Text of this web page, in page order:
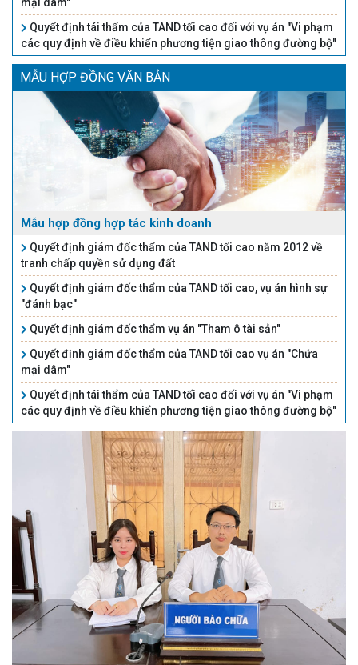
mại dâm"
Quyết định tái thẩm của TAND tối cao đối với vụ án "Vi phạm
các quy định về điều khiển phương tiện giao thông đường bộ"
MẪU HỢP ĐỒNG VĂN BẢN
Mẫu hợp đồng hợp tác kinh doanh
Quyết định giám đốc thẩm của TAND tối cao năm 2012 về
tranh chấp quyền sử dụng đất
Quyết định giám đốc thẩm của TAND tối cao, vụ án hình sự
"đánh bạc"
Quyết định giám đốc thẩm vụ án "Tham ô tài sản"
Quyết định giám đốc thẩm của TAND tối cao vụ án "Chứa
mại dâm"
Quyết định tái thẩm của TAND tối cao đối với vụ án "Vi phạm
các quy định về điều khiển phương tiện giao thông đường bộ"